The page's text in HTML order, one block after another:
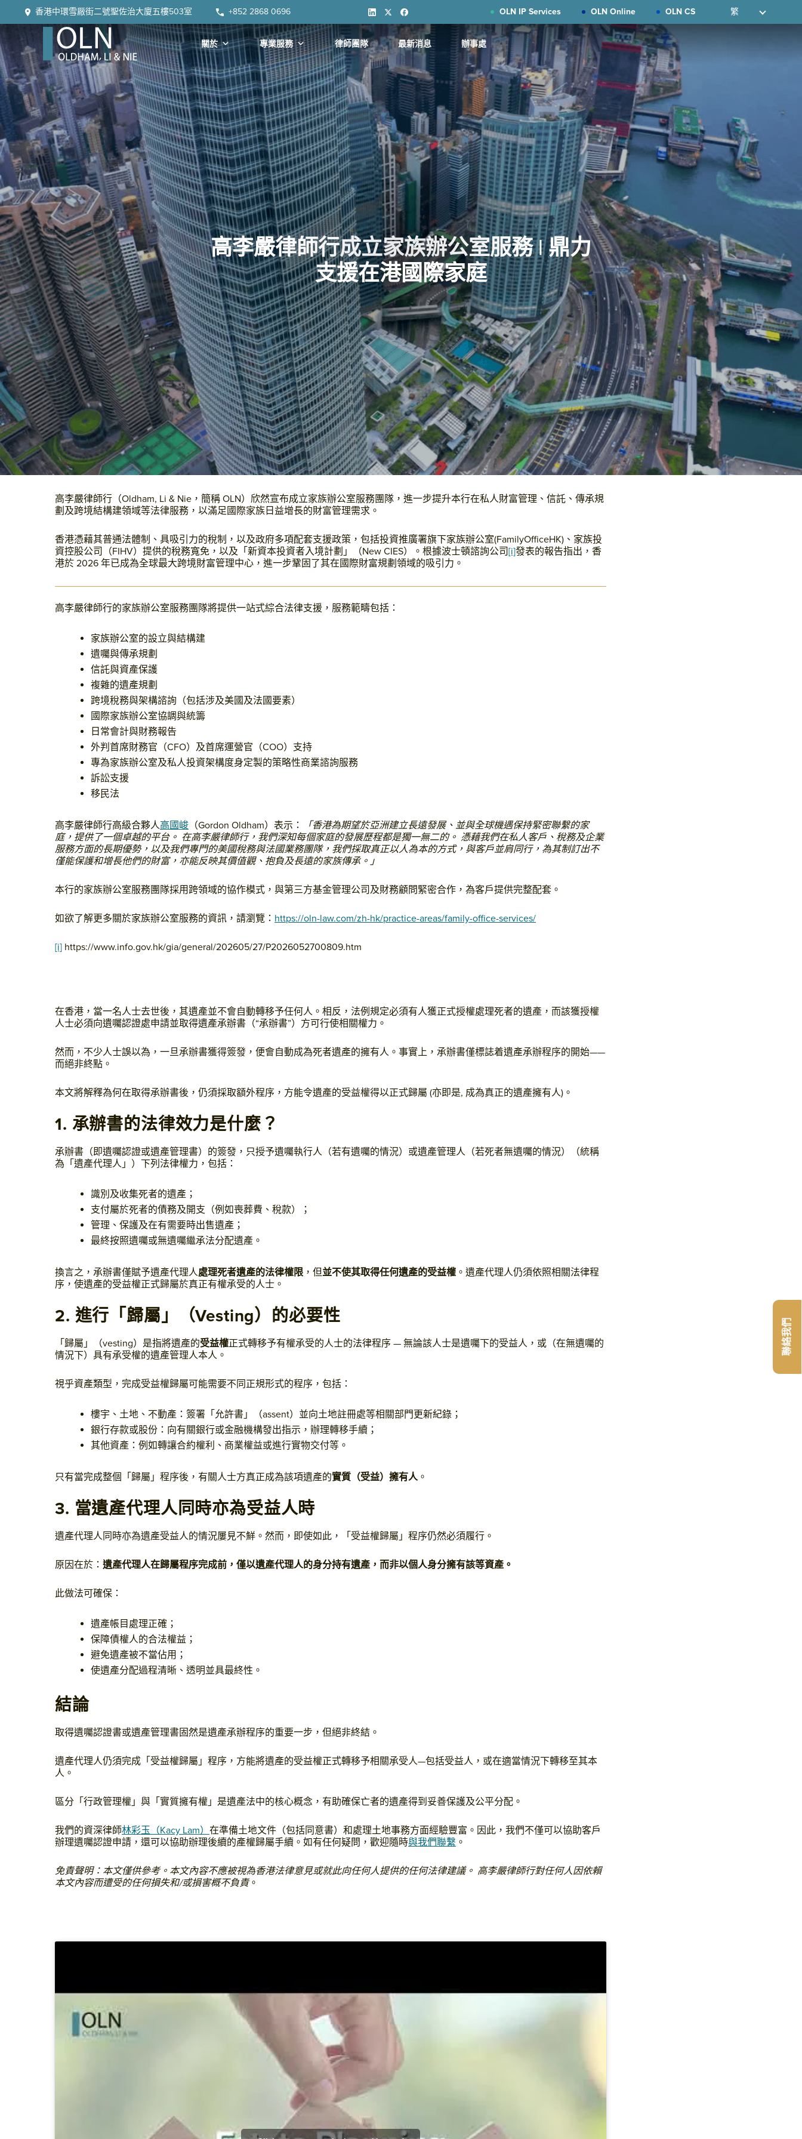
聯絡我們
Skip
to
primary
navigation
Skip
to
main
content
Skip
to
primary
sidebar
Skip
to
footer
香港中環雪厰街二號聖佐治大廈五樓503室 +852 2868 0696 OLN IP Services OLN Online OLN CS 繁
OLN
Law
關於 專業服務 律師團隊 最新消息 辦事處
高李嚴律師行成立家族辦公室服務 | 鼎力
支援在港國際家庭
高李嚴律師行（Oldham, Li & Nie，簡稱 OLN）欣然宣布成立家族辦公室服務團隊，進一步提升本行在私人財富管理、信託、傳承規
劃及跨境結構建領域等法律服務，以滿足國際家族日益增長的財富管理需求。
香港憑藉其普通法體制、具吸引力的稅制，以及政府多項配套支援政策，包括投資推廣署旗下家族辦公室(FamilyOfficeHK)、家族投
資控股公司（FIHV）提供的稅務寬免，以及「新資本投資者入境計劃」（New CIES）。根據波士頓諮詢公司[i]發表的報告指出，香
港於 2026 年已成為全球最大跨境財富管理中心，進一步鞏固了其在國際財富規劃領域的吸引力。
高李嚴律師行的家族辦公室服務團隊將提供一站式綜合法律支援，服務範疇包括：
家族辦公室的設立與結構建
遺囑與傳承規劃
信託與資產保護
複雜的遺產規劃
跨境稅務與架構諮詢（包括涉及美國及法國要素）
國際家族辦公室協調與統籌
日常會計與財務報告
外判首席財務官（CFO）及首席運營官（COO）支持
專為家族辦公室及私人投資架構度身定製的策略性商業諮詢服務
訴訟支援
移民法
高李嚴律師行高級合夥人高國峻 （Gordon Oldham）表示：
「香港為期望於亞洲建立長遠發展、並與全球機遇保持緊密聯繫的家
庭，提供了一個卓越的平台。 在高李嚴律師行，我們深知每個家庭的發展歷程都是獨一無二的。 憑藉我們在私人客戶、稅務及企業
服務方面的長期優勢，以及我們專門的美國稅務與法國業務團隊，我們採取真正以人為本的方式，與客戶並肩同行，為其制訂出不
僅能保護和增長他們的財富，亦能反映其價值觀、抱負及長遠的家族傳承。」
本行的家族辦公室服務團隊採用跨領域的協作模式，與第三方基金管理公司及財務顧問緊密合作，為客戶提供完整配套。
如欲了解更多關於家族辦公室服務的資訊，請瀏覽： https://oln-law.com/zh-hk/practice-areas/family-office-services/
[i] https://www.info.gov.hk/gia/general/202605/27/P2026052700809.htm
在香港，當一名人士去世後，其遺產並不會自動轉移予任何人。相反，法例規定必須有人獲正式授權處理死者的遺產，而該獲授權
人士必須向遺囑認證處申請並取得遺產承辦書（“承辦書”）方可行使相關權力。
然而，不少人士誤以為，一旦承辦書獲得簽發，便會自動成為死者遺產的擁有人。事實上，承辦書僅標誌着遺產承辦程序的開始——
而絕非終點。
本文將解釋為何在取得承辦書後，仍須採取額外程序，方能令遺產的受益權得以正式歸屬 (亦即是, 成為真正的遺產擁有人)。
1. 承辦書的法律效力是什麼？
承辦書（即遺囑認證或遺產管理書）的簽發，只授予遺囑執行人（若有遺囑的情況）或遺產管理人（若死者無遺囑的情況）（統稱
為「遺產代理人」）下列法律權力，包括：
識別及收集死者的遺產；
支付屬於死者的債務及開支（例如喪葬費、稅款）；
管理、保護及在有需要時出售遺產；
最終按照遺囑或無遺囑繼承法分配遺產。
換言之，承辦書僅賦予遺產代理人處理死者遺產的法律權限，但並不使其取得任何遺產的受益權 。遺產代理人仍須依照相關法律程
序，使遺產的受益權正式歸屬於真正有權承受的人士。
2. 進行「歸屬」（Vesting）的必要性
「歸屬」（vesting）是指將遺產的受益權正式轉移予有權承受的人士的法律程序 — 無論該人士是遺囑下的受益人，或（在無遺囑的
情況下）具有承受權的遺產管理人本人。
視乎資產類型，完成受益權歸屬可能需要不同正規形式的程序，包括：
樓宇、土地、不動產：簽署「允許書」（assent）並向土地註冊處等相關部門更新紀錄；
銀行存款或股份：向有關銀行或金融機構發出指示，辦理轉移手續；
其他資產：例如轉讓合約權利、商業權益或進行實物交付等。
只有當完成整個「歸屬」程序後，有關人士方真正成為該項遺產的實質（受益）擁有人。
3. 當遺產代理人同時亦為受益人時
遺產代理人同時亦為遺產受益人的情況屢見不鮮。然而，即使如此，「受益權歸屬」程序仍然必須履行。
原因在於： 遺產代理人在歸屬程序完成前，僅以遺產代理人的身分持有遺產，而非以個人身分擁有該等資產。
此做法可確保：
遺產帳目處理正確；
保障債權人的合法權益；
避免遺產被不當佔用；
使遺產分配過程清晰、透明並具最終性。
結論
取得遺囑認證書或遺產管理書固然是遺產承辦程序的重要一步，但絕非終結。
遺產代理人仍須完成「受益權歸屬」程序，方能將遺產的受益權正式轉移予相關承受人—包括受益人，或在適當情況下轉移至其本
人。
區分「行政管理權」與「實質擁有權」是遺產法中的核心概念，有助確保亡者的遺產得到妥善保護及公平分配。
我們的資深律師林彩玉（Kacy Lam） 在準備土地文件（包括同意書）和處理土地事務方面經驗豐富。因此，我們不僅可以協助客戶
辦理遺囑認證申請，還可以協助辦理後續的產權歸屬手續。如有任何疑問，歡迎隨時與我們聯繫 。
免責聲明：本文僅供參考。本文內容不應被視為香港法律意見或就此向任何人提供的任何法律建議。 高李嚴律師行對任何人因依賴
本文內容而遭受的任何損失和/或損害概不負責。